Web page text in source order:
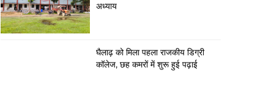
अध्याय
घैलाढ़ को मिला पहला राजकीय डिग्री
कॉलेज, छह कमरों में शुरू हुई पढ़ाई